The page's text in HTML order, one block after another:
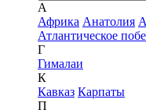
А
Африка Анатолия
Атлантическое
Г
Гималаи
К
Кавказ Карпаты
П